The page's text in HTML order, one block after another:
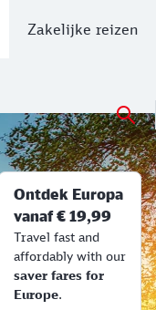
Zakelijke reizen
Ontdek Europa
vanaf € 19,99
Travel fast and
affordably with our
saver fares for
Europe.